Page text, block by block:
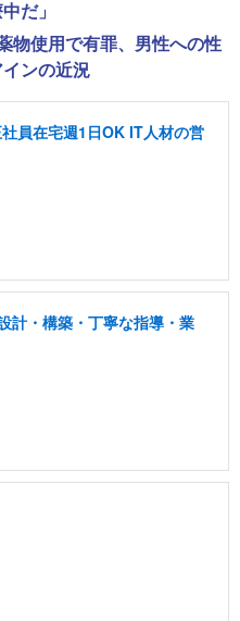
だ」
物使用で有罪、男性への性
ンの近況
員在宅週1日OK IT人材の営
計・構築・丁寧な指導・業